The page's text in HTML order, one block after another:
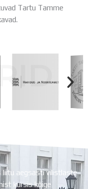
Tartu Tamme
liitu aegsasti vilistlaste
kursis kõige